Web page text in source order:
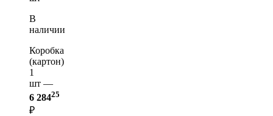
В
наличии
Коробка
(картон)
1
шт —
6 28425
₽